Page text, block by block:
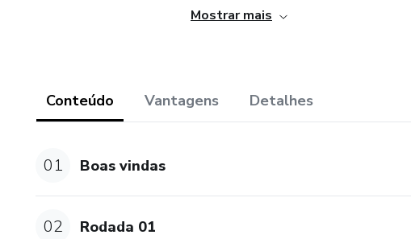
temas mais relevantes da prova.
1) (PC-DF): 100 Questões de Direito
Administrativo, Legislação Especial e
Mostrar mais
Conteúdo Vantagens Detalhes
01 Boas vindas
02 Rodada 01